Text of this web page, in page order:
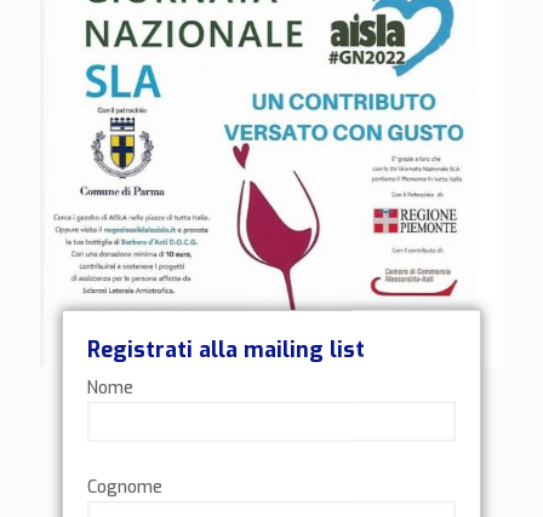
Giornata Nazionale SLA 2022 della sez. Aisla
Registrati alla mailing list
Nome
Cognome